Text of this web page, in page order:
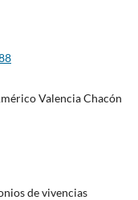
Valencia Chacón
de vivencias